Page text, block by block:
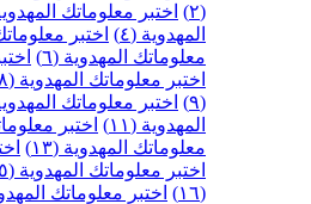
(٢)
اختبر معلوماتك
المهدوية (٤)
اختبر
معلوماتك المهدوية (٦)
اختبر معلوماتك المهدوية (٨)
(٩)
اختبر معلوماتك المهدوية
المهدوية (١١)
اختبر
معلوماتك المهدوية (١٣)
اختبر معلوماتك المهدوية (١٥)
(١٦)
اختبر معلوماتك